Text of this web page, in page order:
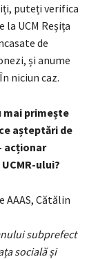
puteți verifica
UCM Reșița
de
și anume
niciun caz.
mai primește
așteptări de
acționar
ului?
AAAS, Cătălin
subprefect
socială și